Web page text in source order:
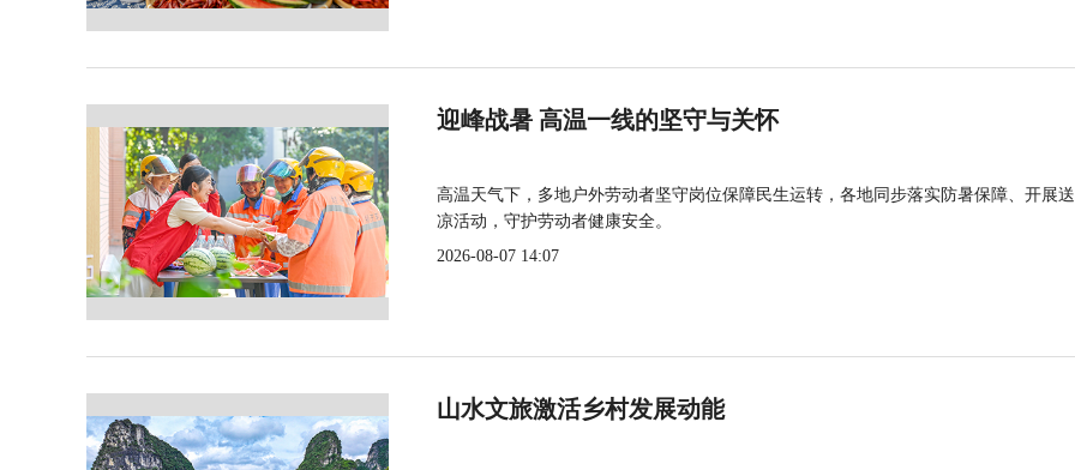
迎峰战暑 高温一线的坚守与关怀
高温天气下，多地户外劳动者坚守岗位保障民生运转，各地同步落实防暑保障、开展
凉活动，守护劳动者健康安全。
2026-08-07 14:07
山水文旅激活乡村发展动能